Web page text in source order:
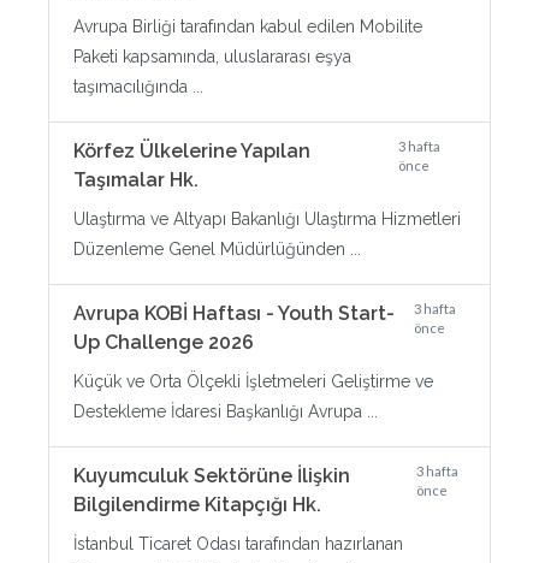
Avrupa Birliği tarafından kabul edilen Mobilite
Paketi kapsamında, uluslararası eşya
taşımacılığında ...
Körfez Ülkelerine Yapılan
Taşımalar Hk.
3 hafta
önce
Ulaştırma ve Altyapı Bakanlığı Ulaştırma Hizmetleri
Düzenleme Genel Müdürlüğünden ...
Avrupa KOBİ Haftası - Youth Start-
Up Challenge 2026
3 hafta
önce
Küçük ve Orta Ölçekli İşletmeleri Geliştirme ve
Destekleme İdaresi Başkanlığı Avrupa ...
Kuyumculuk Sektörüne İlişkin
Bilgilendirme Kitapçığı Hk.
3 hafta
önce
İstanbul Ticaret Odası tarafından hazırlanan